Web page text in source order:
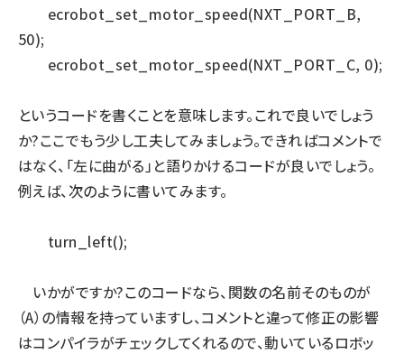
ecrobot_set_motor_speed(NXT_PORT_B,
50);
ecrobot_set_motor_speed(NXT_PORT_C, 0);
というコードを書くことを意味します。これで良いでしょう
か?ここでもう少し工夫してみましょう。できればコメントで
はなく、「左に曲がる」と語りかけるコードが良いでしょう。
例えば、次のように書いてみます。
turn_left();
いかがですか?このコードなら、関数の名前そのものが
（A）の情報を持っていますし、コメントと違って修正の影響
はコンパイラがチェックしてくれるので、動いているロボッ